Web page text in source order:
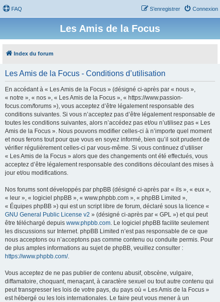
FAQ Connexion
S’enregistrer
Les Amis de la Focus
Index du forum
Les Amis de la Focus - Conditions d’utilisation
En accédant à « Les Amis de la Focus » (désigné ci-après par « nous »,
« notre », « nos », « Les Amis de la Focus », « https://www.passion-
focus.com/forums »), vous acceptez d’être légalement responsable des
conditions suivantes. Si vous n’acceptez pas d’être légalement responsable de
toutes les conditions suivantes, alors n’accédez pas et/ou n’utilisez pas « Les
Amis de la Focus ». Nous pouvons modifier celles-ci à n’importe quel moment
et nous ferons tout pour que vous en soyez informé, bien qu’il soit prudent de
vérifier régulièrement celles-ci par vous-même. Si vous continuez d’utiliser
« Les Amis de la Focus » alors que des changements ont été effectués, vous
acceptez d’être légalement responsable des conditions découlant des mises à
jour et/ou modifications.
Nos forums sont développés par phpBB (désigné ci-après par « ils », « eux »,
« leur », « logiciel phpBB », « www.phpbb.com », « phpBB Limited »,
« Équipes phpBB ») qui est un script libre de forum, déclaré sous la licence «
GNU General Public License v2 » (désigné ci-après par « GPL ») et qui peut
être téléchargé depuis www.phpbb.com. Le logiciel phpBB facilite seulement
les discussions sur Internet. phpBB Limited n’est pas responsable de ce que
nous acceptons ou n’acceptons pas comme contenu ou conduite permis. Pour
de plus amples informations au sujet de phpBB, veuillez consulter :
https://www.phpbb.com/.
Vous acceptez de ne pas publier de contenu abusif, obscène, vulgaire,
diffamatoire, choquant, menaçant, à caractère sexuel ou tout autre contenu qui
peut transgresser les lois de votre pays, du pays où « Les Amis de la Focus »
est hébergé ou les lois internationales. Le faire peut vous mener à un